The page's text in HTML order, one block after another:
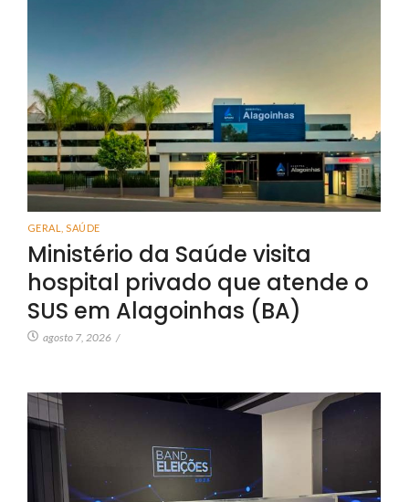
GERAL SAÚDE
Ministério da Saúde visita
hospital privado que atende o
SUS em Alagoinhas (BA)
agosto 7, 2026 /